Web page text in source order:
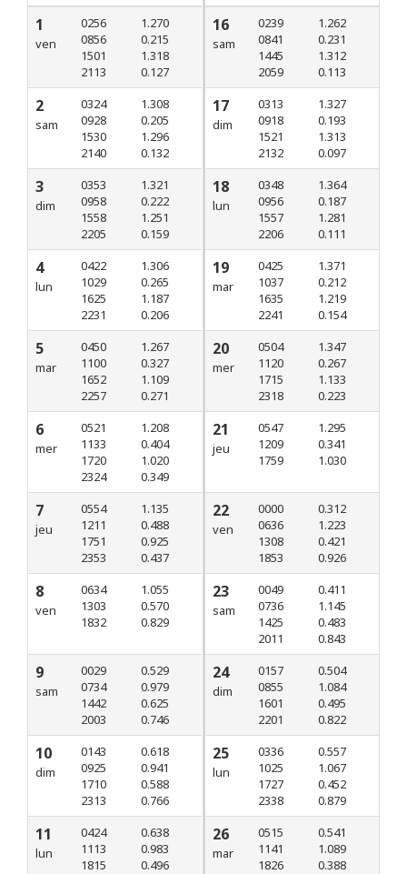
1
ven
0256
0856
1501
2113
1.270
0.215
1.318
0.127
2
sam
0324
0928
1530
2140
1.308
0.205
1.296
0.132
3
dim
0353
0958
1558
2205
1.321
0.222
1.251
0.159
4
lun
0422
1029
1625
2231
1.306
0.265
1.187
0.206
5
mar
0450
1100
1652
2257
1.267
0.327
1.109
0.271
6
mer
0521
1133
1720
2324
1.208
0.404
1.020
0.349
7
jeu
0554
1211
1751
2353
1.135
0.488
0.925
0.437
8
ven
0634
1303
1832
1.055
0.570
0.829
9
sam
0029
0734
1442
2003
0.529
0.979
0.625
0.746
10
dim
0143
0925
1710
2313
0.618
0.941
0.588
0.766
11
lun
0424
1113
1815
0.638
0.983
0.496
16
sam
0239
0841
1445
2059
1.262
0.231
1.312
0.113
17
dim
0313
0918
1521
2132
1.327
0.193
1.313
0.097
18
lun
0348
0956
1557
2206
1.364
0.187
1.281
0.111
19
mar
0425
1037
1635
2241
1.371
0.212
1.219
0.154
20
mer
0504
1120
1715
2318
1.347
0.267
1.133
0.223
21
jeu
0547
1209
1759
1.295
0.341
1.030
22
ven
0000
0636
1308
1853
0.312
1.223
0.421
0.926
23
sam
0049
0736
1425
2011
0.411
1.145
0.483
0.843
24
dim
0157
0855
1601
2201
0.504
1.084
0.495
0.822
25
lun
0336
1025
1727
2338
0.557
1.067
0.452
0.879
26
mar
0515
1141
1826
0.541
1.089
0.388